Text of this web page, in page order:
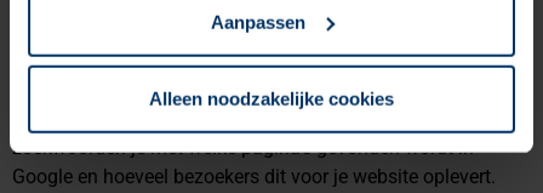
Aanpassen
Alleen noodzakelijke cookies
Het is al wel eens eerder voorbij gekomen in mijn nieuwsbrief
en op social media: de Google Search Console is echt een
hele fijne tool om te gebruiken wanneer je een zoekwoorden
zoekwoorden je met welke pagina’s gevonden wordt in
Google en hoeveel bezoekers dit voor je website oplevert.